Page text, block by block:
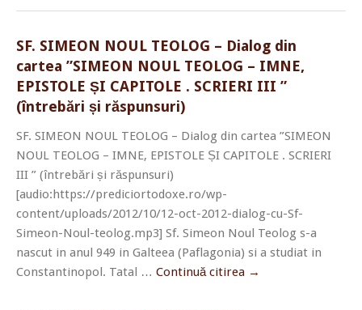
SF. SIMEON NOUL TEOLOG – Dialog din
cartea ”SIMEON NOUL TEOLOG – IMNE,
EPISTOLE ȘI CAPITOLE . SCRIERI III ”
(întrebări și răspunsuri)
SF. SIMEON NOUL TEOLOG – Dialog din cartea ”SIMEON
NOUL TEOLOG – IMNE, EPISTOLE ȘI CAPITOLE . SCRIERI
III ” (întrebări și răspunsuri)
[audio:https://prediciortodoxe.ro/wp-
content/uploads/2012/10/12-oct-2012-dialog-cu-Sf-
Simeon-Noul-teolog.mp3] Sf. Simeon Noul Teolog s-a
nascut in anul 949 in Galteea (Paflagonia) si a studiat in
Constantinopol. Tatal … Continuă citirea →